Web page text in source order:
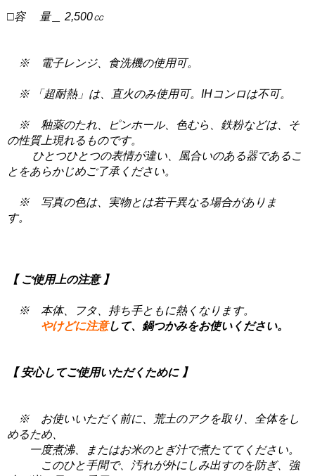
□容 量＿ 2,500㏄
※ 電子レンジ、食洗機の使用可。
※ 「超耐熱」は、直火のみ使用可。IHコンロは不可。
※ 釉薬のたれ、ピンホール、色むら、鉄粉などは、そ
の性質上現れるものです。
ひとつひとつの表情が違い、風合いのある器であるこ
とをあらかじめご了承ください。
※ 写真の色は、実物とは若干異なる場合がありま
す。
【 ご使用上の注意 】
※ 本体、フタ、持ち手ともに熱くなります。
やけどに注意して、鍋つかみをお使いください。
【 安心してご使用いただくために 】
※ お使いいただく前に、荒土のアクを取り、全体をし
めるため、
一度煮沸、またはお米のとぎ汁で煮たててください。
このひと手間で、汚れが外にしみ出すのを防ぎ、強